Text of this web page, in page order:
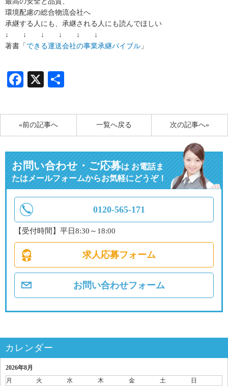
環境配慮の総合物流会社へ
承継する人にも、承継される人にも読んでほしい
↓ ↓ ↓ ↓ ↓ ↓
著書「 できる運送会社の事業承継バイブル 」
Facebook
X
«前の記事へ 次の記事へ»
一覧へ戻る
お問い合わせ・ご応募はお電話ま
たはメールフォームからお気軽にどうぞ！
0120-565-171
【受付時間】平日8:30～18:00
求人応募フォーム
お問い合わせフォーム
カレンダー
2026年8月
月
火 水 木 金 土
日